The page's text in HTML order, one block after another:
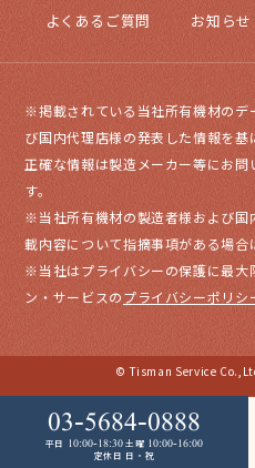
よくあるご質問
お知らせ
※掲載されている当社所有機材のデ
び国内代理店様の発表した情報を
正確な情報は製造メーカー等にお
す。
※当社所有機材の製造者様および国
載内容について指摘事項がある場合
※当社はプライバシーの保護に最大
ン・サービスのプライバシーポリシ
© Tisman Service
03-5684-0888
平日 10:00-18:30土曜 10:00-16:00
定休日 日・祝